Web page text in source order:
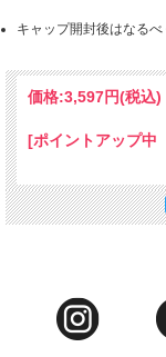
キャップ開封後はなるべ
価格:3,597円(税込)
[ポイントアップ